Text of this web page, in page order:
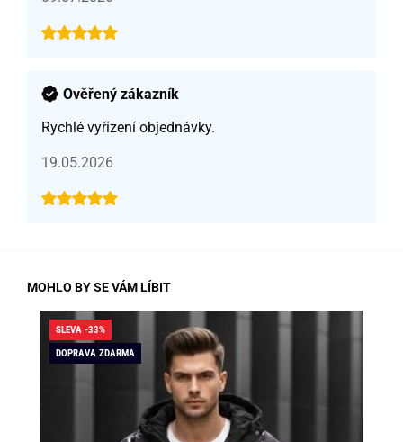
Ověřený zákazník
Rychlé vyřízení objednávky.
19.05.2026
MOHLO BY SE VÁM LÍBIT
SLEVA -33%
DOPRAVA ZDARMA